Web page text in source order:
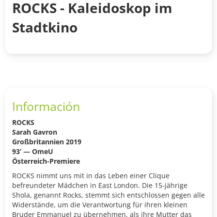
ROCKS - Kaleidoskop im
Stadtkino
Información
ROCKS
Sarah Gavron
Großbritannien 2019
93’ — OmeU
Österreich-Premiere
ROCKS nimmt uns mit in das Leben einer Clique
befreundeter Mädchen in East London. Die 15-jährige
Shola, genannt Rocks, stemmt sich entschlossen gegen alle
Widerstände, um die Verantwortung für ihren kleinen
Bruder Emmanuel zu übernehmen, als ihre Mutter das